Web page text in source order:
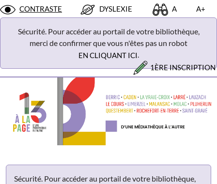
CONTRASTE DYSLEXIE A A+
Sécurité. Pour accéder au portail de votre bibliothèque,
merci de confirmer que vous n'êtes pas un robot
EN CLIQUANT ICI.
1ÈRE INSCRIPTION
Sécurité. Pour accéder au portail de votre bibliothèque,
Panneau de gestion des cookies